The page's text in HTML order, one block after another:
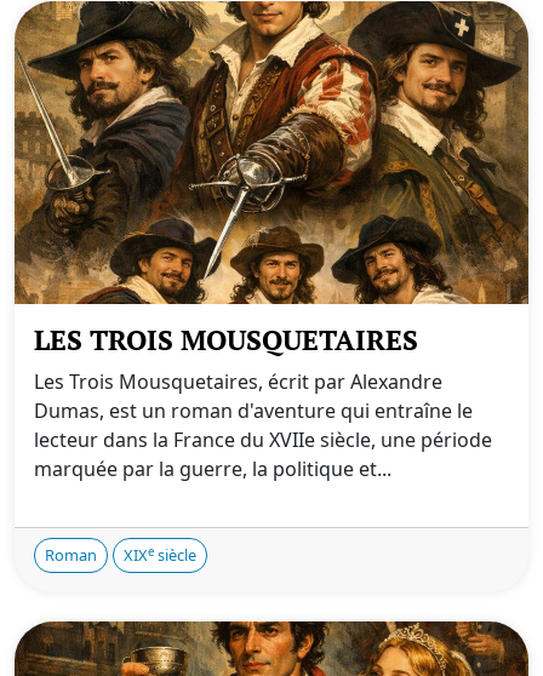
LES TROIS MOUSQUETAIRES
Les Trois Mousquetaires, écrit par Alexandre
Dumas, est un roman d'aventure qui entraîne le
lecteur dans la France du XVIIe siècle, une période
marquée par la guerre, la politique et...
Roman XIXe siècle